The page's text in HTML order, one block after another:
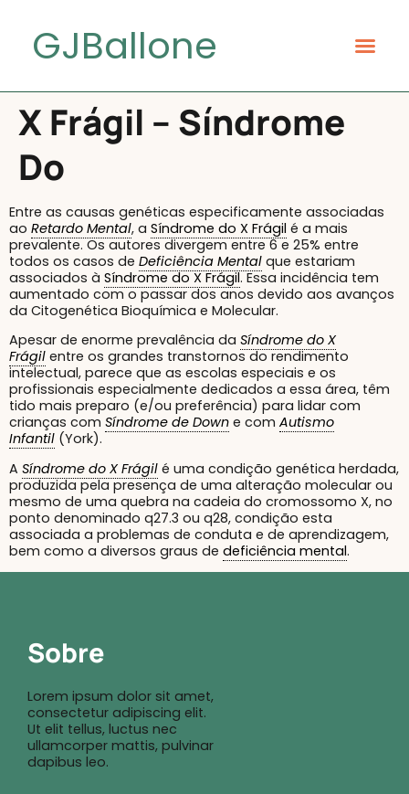
GJBallone
X Frágil – Síndrome
Do
Entre as causas genéticas especificamente associadas
ao Retardo Mental, a Síndrome do X Frágil é a mais
prevalente. Os autores divergem entre 6 e 25% entre
todos os casos de Deficiência Mental que estariam
associados à Síndrome do X Frágil. Essa incidência tem
aumentado com o passar dos anos devido aos avanços
da Citogenética Bioquímica e Molecular.
Apesar de enorme prevalência da Síndrome do X
Frágil entre os grandes transtornos do rendimento
intelectual, parece que as escolas especiais e os
profissionais especialmente dedicados a essa área, têm
tido mais preparo (e/ou preferência) para lidar com
crianças com Síndrome de Down e com Autismo
Infantil (York).
A Síndrome do X Frágil é uma condição genética herdada,
produzida pela presença de uma alteração molecular ou
mesmo de uma quebra na cadeia do cromossomo X, no
ponto denominado q27.3 ou q28, condição esta
associada a problemas de conduta e de aprendizagem,
bem como a diversos graus de deficiência mental.
Sobre
Lorem ipsum dolor sit amet,
consectetur adipiscing elit.
Ut elit tellus, luctus nec
ullamcorper mattis, pulvinar
dapibus leo.